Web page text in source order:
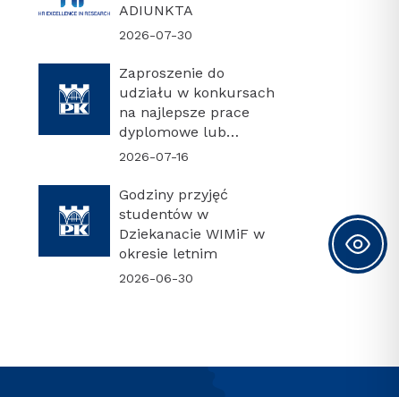
ADIUNKTA
2026-07-30
Zaproszenie do
udziału w konkursach
na najlepsze prace
dyplomowe lub
najlepszą rozprawę
2026-07-16
Godziny przyjęć
studentów w
Dziekanacie WIMiF w
okresie letnim
2026-06-30